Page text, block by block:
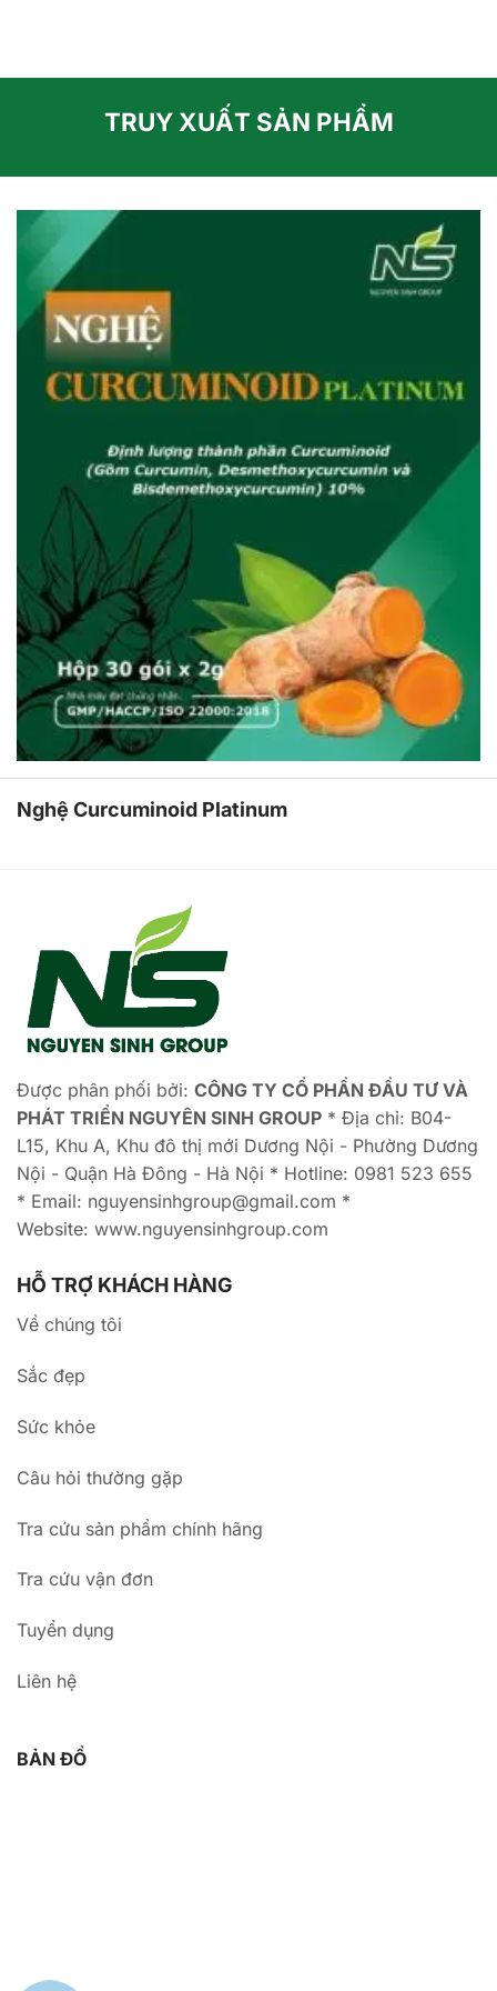
TRUY XUẤT SẢN PHẨM
Nghệ Curcuminoid Platinum
Được phân phối bởi: CÔNG TY CỔ PHẦN ĐẦU TƯ VÀ
PHÁT TRIỂN NGUYÊN SINH GROUP * Địa chỉ: B04-
L15, Khu A, Khu đô thị mới Dương Nội - Phường Dương
Nội - Quận Hà Đông - Hà Nội * Hotline: 0981 523 655
* Email: nguyensinhgroup@gmail.com *
Website: www.nguyensinhgroup.com
HỖ TRỢ KHÁCH HÀNG
Về chúng tôi
Sắc đẹp
Sức khỏe
Câu hỏi thường gặp
Tra cứu sản phẩm chính hãng
Tra cứu vận đơn
Tuyển dụng
Liên hệ
BẢN ĐỒ